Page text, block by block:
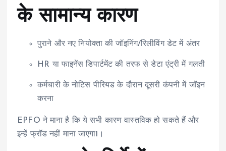
के सामान्य कारण
पुराने और नए नियोक्ता की जॉइनिंग/रिलीविंग डेट में अंतर
HR या फाइनेंस डिपार्टमेंट की तरफ से डेटा एंट्री में गलती
कर्मचारी के नोटिस पीरियड के दौरान दूसरी कंपनी में जॉइन
करना
EPFO ने माना है कि ये सभी कारण वास्तविक हो सकते हैं और
इन्हें फ्रॉड नहीं माना जाएगा1 ।